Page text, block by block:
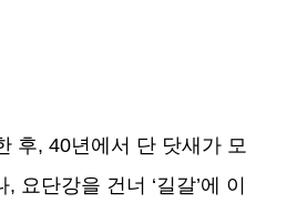
후, 40년에서 단 닷새가 모
, 요단강을 건너 ‘길갈’에 이